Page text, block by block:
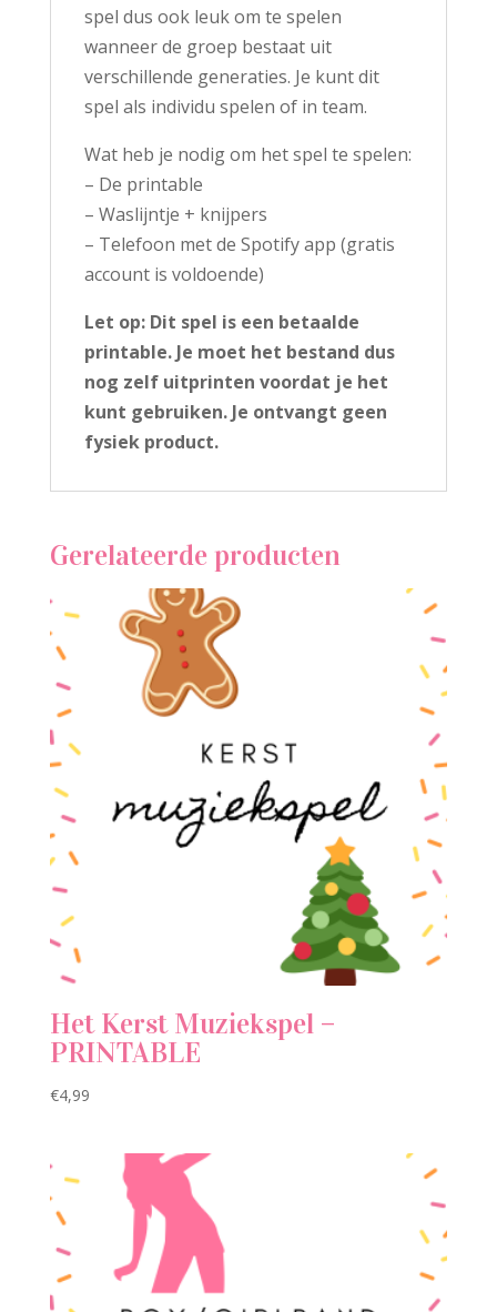
spel dus ook leuk om te spelen
wanneer de groep bestaat uit
verschillende generaties. Je kunt dit
spel als individu spelen of in team.
Wat heb je nodig om het spel te spelen:
– De printable
– Waslijntje + knijpers
– Telefoon met de Spotify app (gratis
account is voldoende)
Let op: Dit spel is een betaalde
printable. Je moet het bestand dus
nog zelf uitprinten voordat je het
kunt gebruiken. Je ontvangt geen
fysiek product.
Gerelateerde producten
Het Kerst Muziekspel –
PRINTABLE
€4,99